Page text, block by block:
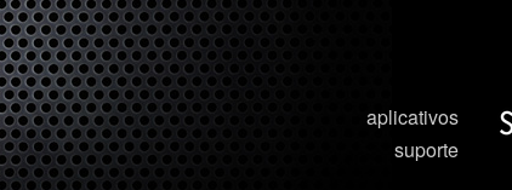
aplicativos
suporte